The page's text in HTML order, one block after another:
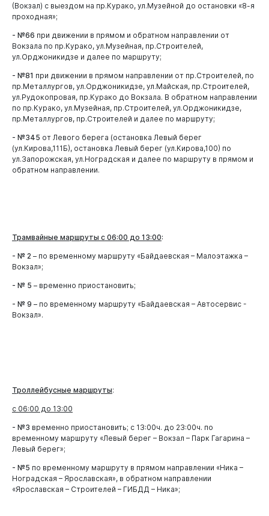
(Вокзал) с выездом на пр.Курако, ул.Музейной до остановки «8-я
проходная»;
- №66 при движении в прямом и обратном направлении от
Вокзала по пр.Курако, ул.Музейная, пр.Строителей,
ул.Орджоникидзе и далее по маршруту;
- №81 при движении в прямом направлении от пр.Строителей, по
пр.Металлургов, ул.Орджоникидзе, ул.Майская, пр.Строителей,
ул.Рудокопровая, пр.Курако до Вокзала. В обратном направлении
по пр.Курако, ул.Музейная, пр.Строителей, ул.Орджоникидзе,
пр.Металлургов, пр.Строителей и далее по маршруту;
- №345 от Левого берега (остановка Левый берег
(ул.Кирова,111Б), остановка Левый берег (ул.Кирова,100) по
ул.Запорожская, ул.Ноградская и далее по маршруту в прямом и
обратном направлении.
Трамвайные маршруты с 06:00 до 13:00:
- № 2 – по временному маршруту «Байдаевская – Малоэтажка –
Вокзал»;
- № 5 – временно приостановить;
- № 9 – по временному маршруту «Байдаевская – Автосервис -
Вокзал».
Троллейбусные маршруты:
с 06:00 до 13:00
- №3 временно приостановить; с 13:00ч. до 23:00ч. по
временному маршруту «Левый берег – Вокзал – Парк Гагарина –
Левый берег»;
- №5 по временному маршруту в прямом направлении «Ника –
Ноградская – Ярославская», в обратном направлении
«Ярославская – Строителей – ГИБДД – Ника»;